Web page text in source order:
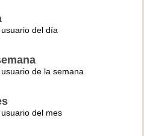
del día
de la semana
del mes